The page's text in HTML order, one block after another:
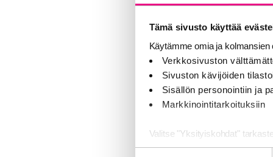
Tämä sivusto käyttää
Käytämme omia ja
Verkkosivuston
Sivuston kävijöiden
Sisällön personointiin ja
Markkinointitarkoituksiin
Valitse "Yksityiskohdat"